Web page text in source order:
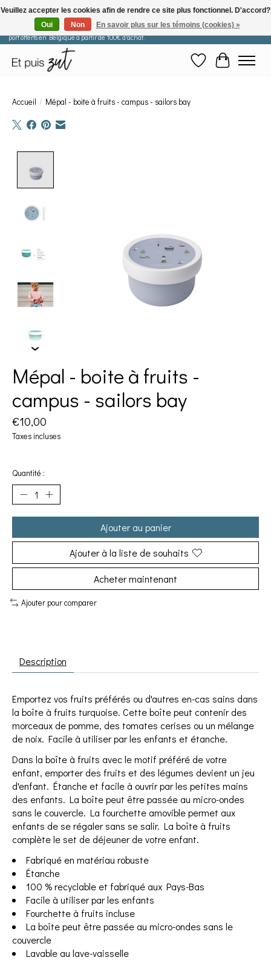
Les commandes passées après le 29 juillet seront expédiées à partir du 11 août. Frais de
port offerts en Belgique à partir de 100€ d'achat.
Liste de souhaits
Panier
Accueil / Mépal - boite à fruits - campus - sailors bay
Mépal - boite à fruits -
campus - sailors bay
€10,00
Taxes incluses
Quantité :
Ajouter au panier
Ajouter à la liste de souhaits
Acheter maintenant
Ajouter pour comparer
Description
Emportez vos fruits préférés ou d'autres en-cas sains dans
la boîte à fruits turquoise. Cette boîte peut contenir des
morceaux de pomme, des tomates cerises ou un mélange
de noix. Facile à utiliser par les enfants et étanche.
Dans la boîte à fruits avec le motif préféré de votre
enfant, emporter des fruits et des légumes devient un jeu
d'enfant. Étanche et facile à ouvrir par les petites mains
des enfants. La boîte peut être passée au micro-ondes
sans le couvercle. La fourchette amovible permet aux
enfants de se régaler sans se salir. La boîte à fruits
complète le set de déjeuner de votre enfant.
Fabriqué en matériau robuste
Étanche
100 % recyclable et fabriqué aux Pays-Bas
Facile à utiliser par les enfants
Fourchette à fruits incluse
La boîte peut être passée au micro-ondes sans le
couvercle
Lavable au lave-vaisselle
Veuillez accepter les cookies afin de rendre ce site plus fonctionnel. D'accord?
Oui
Non En savoir plus sur les témoins (cookies) »